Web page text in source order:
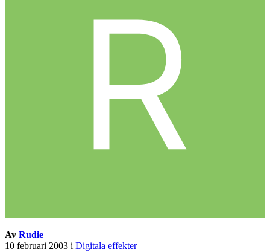
Av Rudie
10 februari 2003 i Digitala effekter